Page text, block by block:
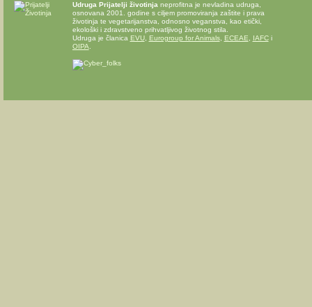
Udruga Prijatelji životinja neprofitna je nevladina udruga,
osnovana 2001. godine s ciljem promoviranja zaštite i prava
životinja te vegetarijanstva, odnosno veganstva, kao etički,
ekološki i zdravstveno prihvatljivog životnog stila.
Udruga je članica EVU, Eurogroup for Animals, ECEAE IAFCi
OIPA